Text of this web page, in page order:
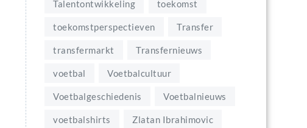
Talentontwikkeling toekomst
toekomstperspectieven Transfer
transfermarkt Transfernieuws
voetbal Voetbalcultuur
Voetbalgeschiedenis Voetbalnieuws
voetbalshirts Zlatan Ibrahimovic